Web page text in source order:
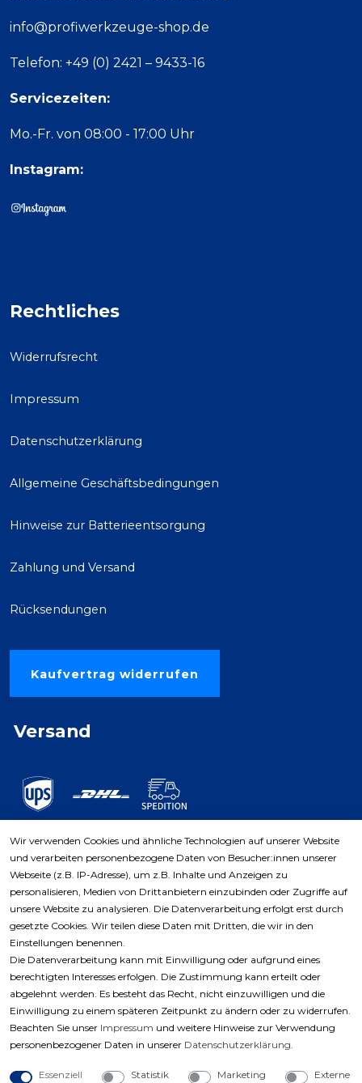
info@profiwerkzeuge-shop.de
Telefon: +49 (0) 2421 – 9433-16
Servicezeiten:
Mo.-Fr. von 08:00 - 17:00 Uhr
Instagram:
Rechtliches
Widerrufsrecht
Impressum
Datenschutzerklärung
Allgemeine Geschäftsbedingungen
Hinweise zur Batterieentsorgung
Zahlung und Versand
Rücksendungen
Kaufvertrag widerrufen
Versand
Zahlungsarten
Wir verwenden Cookies und ähnliche Technologien auf unserer Website
und verarbeiten personenbezogene Daten von Besucher:innen unserer
Webseite (z.B. IP-Adresse), um z.B. Inhalte und Anzeigen zu
personalisieren, Medien von Drittanbietern einzubinden oder Zugriffe auf
unsere Website zu analysieren. Die Datenverarbeitung erfolgt erst durch
gesetzte Cookies. Wir teilen diese Daten mit Dritten, die wir in den
Einstellungen benennen.
Die Datenverarbeitung kann mit Einwilligung oder aufgrund eines
berechtigten Interesses erfolgen. Die Zustimmung kann erteilt oder
abgelehnt werden. Es besteht das Recht, nicht einzuwilligen und die
Einwilligung zu einem späteren Zeitpunkt zu ändern oder zu widerrufen.
Beachten Sie unser Impressum und weitere Hinweise zur Verwendung
personenbezogener Daten in unserer Daten­schutz­erklärung.
Essenziell Statistik Marketing Externe